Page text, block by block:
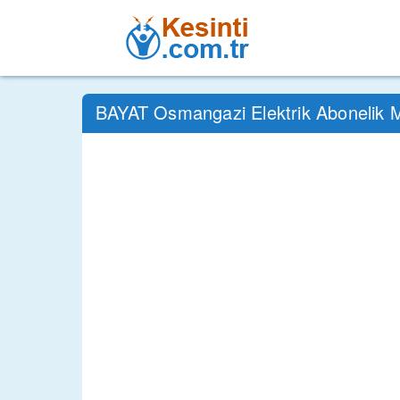
BAYAT Osmangazi Elektrik Abonelik